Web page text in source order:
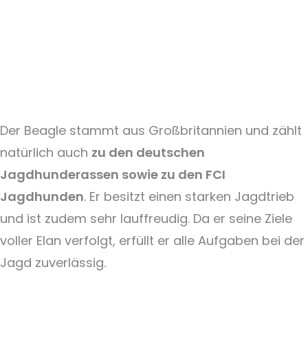
Der Beagle stammt aus Großbritannien und zählt
natürlich auch zu den deutschen
Jagdhunderassen sowie zu den FCI
Jagdhunden. Er besitzt einen starken Jagdtrieb
und ist zudem sehr lauffreudig. Da er seine Ziele
voller Elan verfolgt, erfüllt er alle Aufgaben bei der
Jagd zuverlässig.